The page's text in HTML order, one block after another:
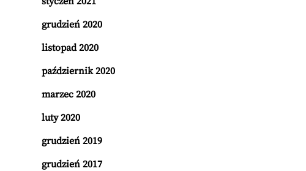
grudzień 2020
listopad 2020
październik 2020
marzec 2020
luty 2020
grudzień 2019
grudzień 2017